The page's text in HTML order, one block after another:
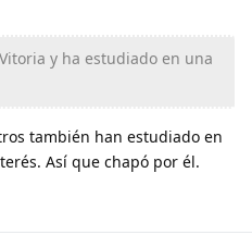
y ha estudiado en una
también han estudiado en
Así que chapó por él.